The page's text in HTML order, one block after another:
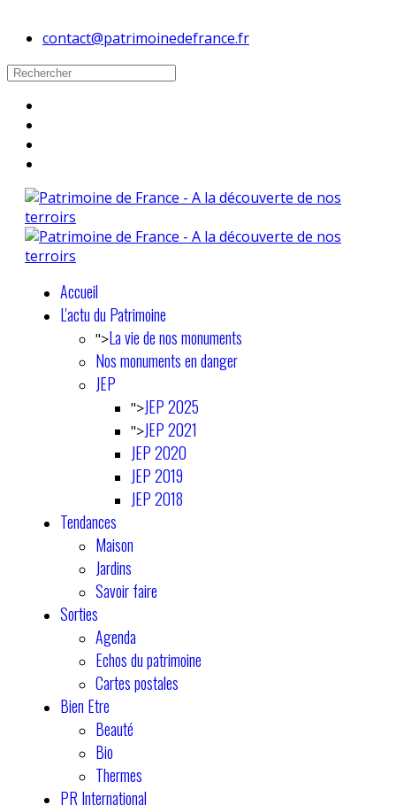
contact@patrimoinedefrance.fr
Accueil
L'actu du Patrimoine
">La vie de nos monuments
Nos monuments en danger
JEP
">JEP 2025
">JEP 2021
JEP 2020
JEP 2019
JEP 2018
Tendances
Maison
Jardins
Savoir faire
Sorties
Agenda
Echos du patrimoine
Cartes postales
Bien Etre
Beauté
Bio
Thermes
PR International